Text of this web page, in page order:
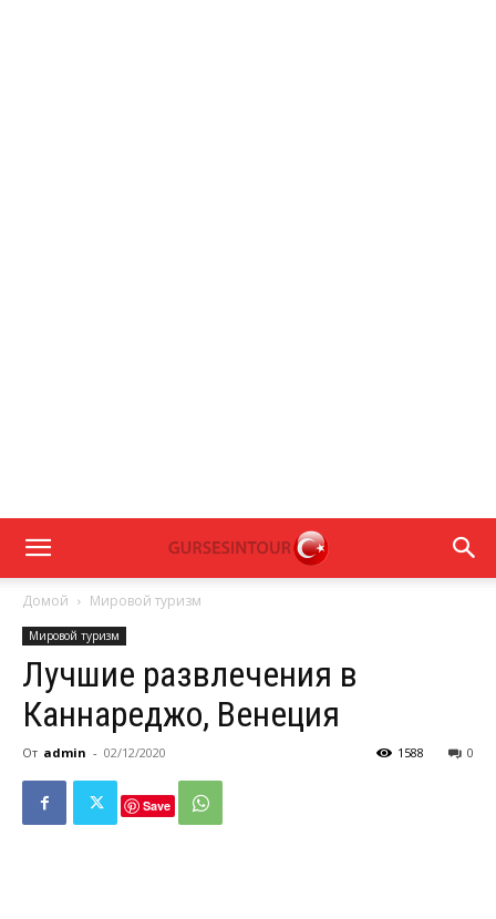
Домой Мировой туризм
Мировой туризм
Лучшие развлечения в
Каннареджо, Венеция
От admin - 02/12/2020 0
1588
Save